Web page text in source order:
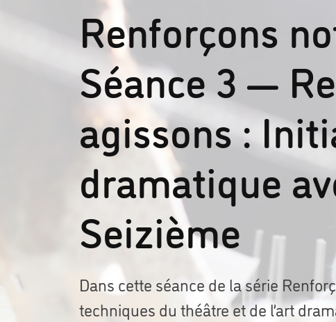
Renforçons
Séance 3 —
agissons :
dramatique
Seizième
Dans cette séance de la série
techniques du théâtre et de l’art